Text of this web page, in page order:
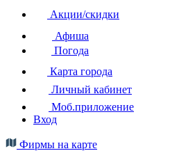
Акции/скидки
Афиша
Погода
Карта города
Личный кабинет
Моб.приложение
Вход
Фирмы на карте